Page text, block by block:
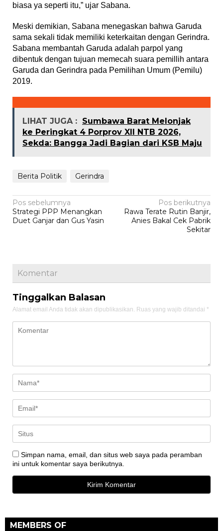
biasa ya seperti itu,” ujar Sabana.
Meski demikian, Sabana menegaskan bahwa Garuda
sama sekali tidak memiliki keterkaitan dengan Gerindra.
Sabana membantah Garuda adalah parpol yang
dibentuk dengan tujuan memecah suara pemillih antara
Garuda dan Gerindra pada Pemilihan Umum (Pemilu)
2019.
LIHAT JUGA : Sumbawa Barat Melonjak
ke Peringkat 4 Porprov XII NTB 2026,
Sekda: Bangga Jadi Bagian dari KSB Maju
Berita Politik Gerindra
Navigasi
pos
Pos sebelumnya
Strategi PPP Menangkan
Duet Ganjar dan Gus Yasin
Pos berikutnya
Rawa Terate Rutin Banjir,
Anies Bakal Cek Pabrik
Sekitar
Komentar
Tinggalkan Balasan
Alamat email Anda tidak akan dipublikasikan. Ruas yang wajib ditandai *
Simpan nama, email, dan situs web saya pada peramban
ini untuk komentar saya berikutnya.
MEMBERS OF